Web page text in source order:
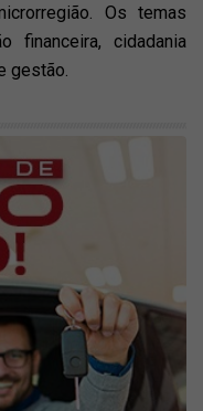
Os temas
financeira, cidadania
gestão.